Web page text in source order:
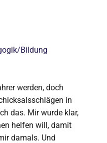
Bildung
werden, doch
in
das. Mir wurde klar,
helfen will, damit
damals. Und